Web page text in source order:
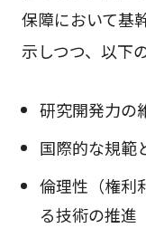
保障において基
示しつつ、以下
研究開発力の
国際的な規範
倫理性（権利
る技術の推進